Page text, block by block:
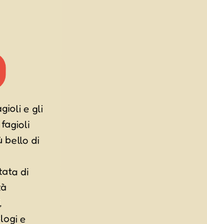
e gli
i fagioli
bello di
di
e